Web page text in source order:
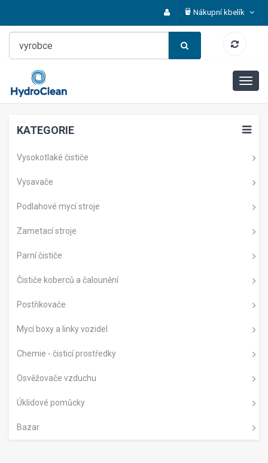
Nákupní kbelík
KATEGORIE
Vysokotlaké čističe
Vysavače
Podlahové mycí stroje
Zametací stroje
Parní čističe
Čističe koberců a čalounění
Postřikovače
Mycí boxy a linky vozidel
Chemie - čisticí prostředky
Osvěžovače vzduchu
Úklidové pomůcky
Bazar